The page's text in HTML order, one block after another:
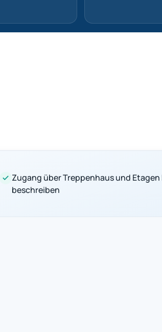
Zugang über Treppenhaus und Etagen
beschreiben